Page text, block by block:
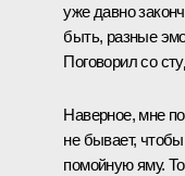
уже давно
быть, разные
Поговорил со
Наверное, мне
не бывает,
помойную яму.